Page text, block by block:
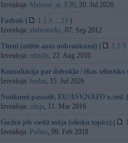
Izveidoja: Meitene_ar_E30, 20. Jul 2026
Futbols ( 1 2 3 ... 23 )
Izveidoja: shibernieks, 07. Sep 2012
Tīteņi (attītie auto nobraukumi) ( 1 2 3
Izveidoja: edzulis, 22. Aug 2016
Konsultācija par dzīvokļa / ēkas tehnisko
Izveidoja: hodza, 15. Jul 2026
Notikumi pasaulē, EU/ASV,NATO u.tml. (
Izveidoja: ciinja, 11. Mar 2016
Gudrā jeb viedā māja (slinķu topics) (
Izveidoja: Pufaix, 09. Feb 2018